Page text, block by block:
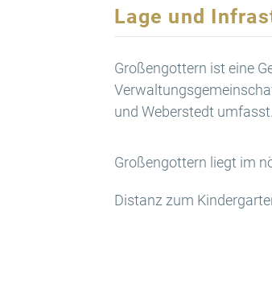
Lage und
Großengottern ist eine
und Weberstedt umfasst.
Großengottern liegt im
Distanz zum